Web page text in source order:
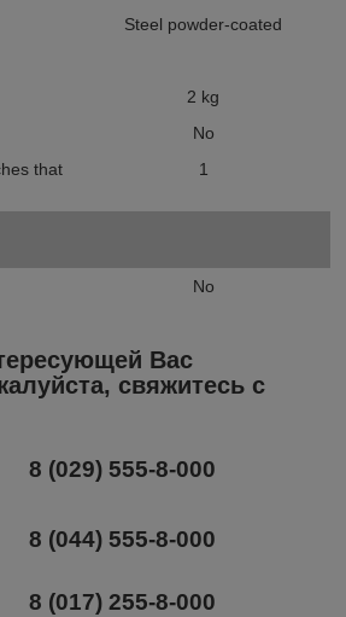
Steel powder-coated
2 kg
No
that
1
No
Вас
свяжитесь с
8 (029) 555-8-000
8 (044) 555-8-000
8 (017) 255-8-000